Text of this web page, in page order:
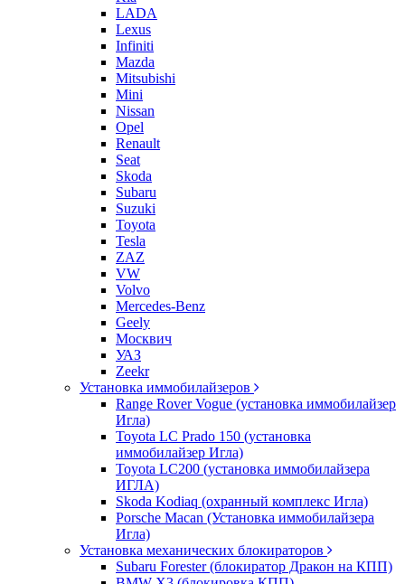
LADA
Lexus
Infiniti
Mazda
Mitsubishi
Mini
Nissan
Opel
Renault
Seat
Skoda
Subaru
Suzuki
Toyota
Tesla
ZAZ
VW
Volvo
Mercedes-Benz
Geely
Москвич
УАЗ
Zeekr
Установка иммобилайзеров
Range Rover Vogue (установка иммобилайзер
Игла)
Toyota LC Prado 150 (установка
иммобилайзер Игла)
Toyota LC200 (установка иммобилайзера
ИГЛА)
Skoda Kodiaq (охранный комплекс Игла)
Porsche Macan (Установка иммобилайзера
Игла)
Установка механических блокираторов
Subaru Forester (блокиратор Дракон на КПП)